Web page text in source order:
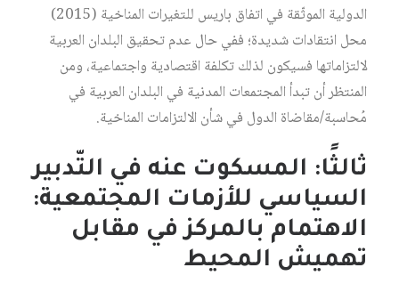
الدولية الموثّقة في اتفاق باريس للتغيرات المناخية (2015)
محل انتقادات شديدة؛ ففي حال عدم تحقيق البلدان العربية
لالتزاماتها فسيكون لذلك تكلفة اقتصادية واجتماعية، ومن
المنتظر أن تبدأ المجتمعات المدنية في البلدان العربية في
مُحاسبة/مقاضاة الدول في شأن الالتزامات المناخية.
ثالثًا: المسكوت عنه في التّدبير
السياسي للأزمات المجتمعية:
الاهتمام بالمركز في مقابل
تهميش المحيط